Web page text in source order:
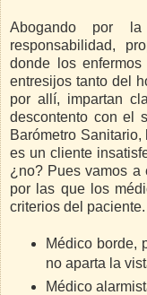
Abogando por
responsabilidad,
donde los
entresijos tanto del
por allí, impartan
descontento con el
Barómetro
es un cliente
¿no? Pues vamos a
por las que los
criterios del
Médico borde,
no aparta la
Médico